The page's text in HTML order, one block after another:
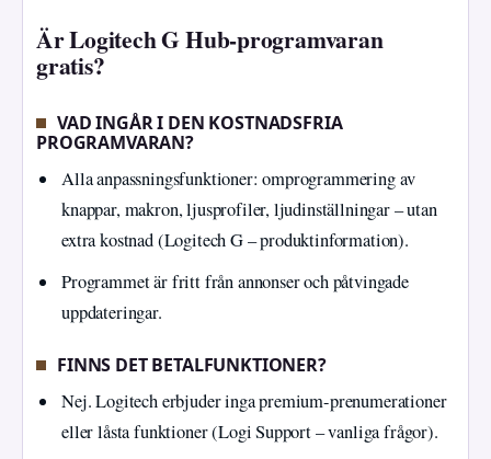
Är Logitech G Hub-programvaran
gratis?
VAD INGÅR I DEN KOSTNADSFRIA
PROGRAMVARAN?
Alla anpassningsfunktioner: omprogrammering av
knappar, makron, ljusprofiler, ljudinställningar – utan
extra kostnad (Logitech G – produktinformation).
Programmet är fritt från annonser och påtvingade
uppdateringar.
FINNS DET BETALFUNKTIONER?
Nej. Logitech erbjuder inga premium-prenumerationer
eller låsta funktioner (Logi Support – vanliga frågor).